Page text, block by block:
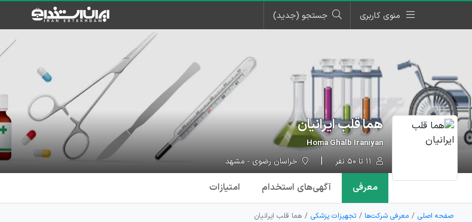
منوی کاربری جستجو (جدید)
هما قلب ایرانیان
Homa Ghalb Iraniyan
خراسان رضوی - مشهد
معرفی آگهی‌های استخدام امتیازات
صفحه اصلی معرفی شرکت‌ها تجهیزات پزشکی هما قلب ایرانیان